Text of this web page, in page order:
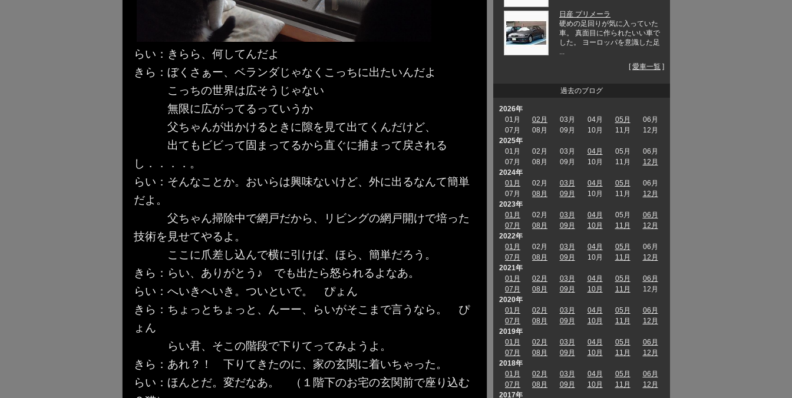
らい：きらら、何してんだよ
きら：ぼくさぁー、ベランダじゃなくこっちに出たいんだよ
こっちの世界は広そうじゃない
無限に広がってるっていうか
父ちゃんが出かけるときに隙を見て出てくんだけど、
出てもビビって固まってるから直ぐに捕まって戻される
し．．．．。
らい：そんなことか。おいらは興味ないけど、外に出るなんて簡単
だよ。
父ちゃん掃除中で網戸だから、リビングの網戸開けで培った
技術を見せてやるよ。
ここに爪差し込んで横に引けば、ほら、簡単だろう。
きら：らい、ありがとう♪ でも出たら怒られるよなあ。
らい：へいきへいき。ついといで。 ぴょん
きら：ちょっとちょっと、んーー、らいがそこまで言うなら。 ぴ
ょん
らい君、そこの階段で下りてってみようよ。
きら：あれ？！ 下りてきたのに、家の玄関に着いちゃった。
らい：ほんとだ。変だなあ。 （１階下のお宅の玄関前で座り込む
日産 プリメーラ
硬めの足回りが気に入っていた
車。 真面目に作られたいい車で
した。 ヨーロッパを意識した足
[愛車一覧 ]
過去のブログ
2026年
01月
02月 03月 04月 05月
06月
07月
08月 09月 10月 11月
12月
2025年
01月
02月 03月 04月 05月
06月
07月
08月 09月 10月 11月
12月
2024年
01月
02月 03月 04月 05月
06月
07月
08月 09月 10月 11月
12月
2023年
01月
02月 03月 04月 05月
06月
07月
08月 09月 10月 11月
12月
2022年
01月
02月 03月 04月 05月
06月
07月
08月 09月 10月 11月
12月
2021年
01月
02月 03月 04月 05月
06月
07月
08月 09月 10月 11月
12月
2020年
01月
02月 03月 04月 05月
06月
07月
08月 09月 10月 11月
12月
2019年
01月
02月 03月 04月 05月
06月
07月
08月 09月 10月 11月
12月
2018年
01月
02月 03月 04月 05月
06月
07月
08月 09月 10月 11月
12月
2017年